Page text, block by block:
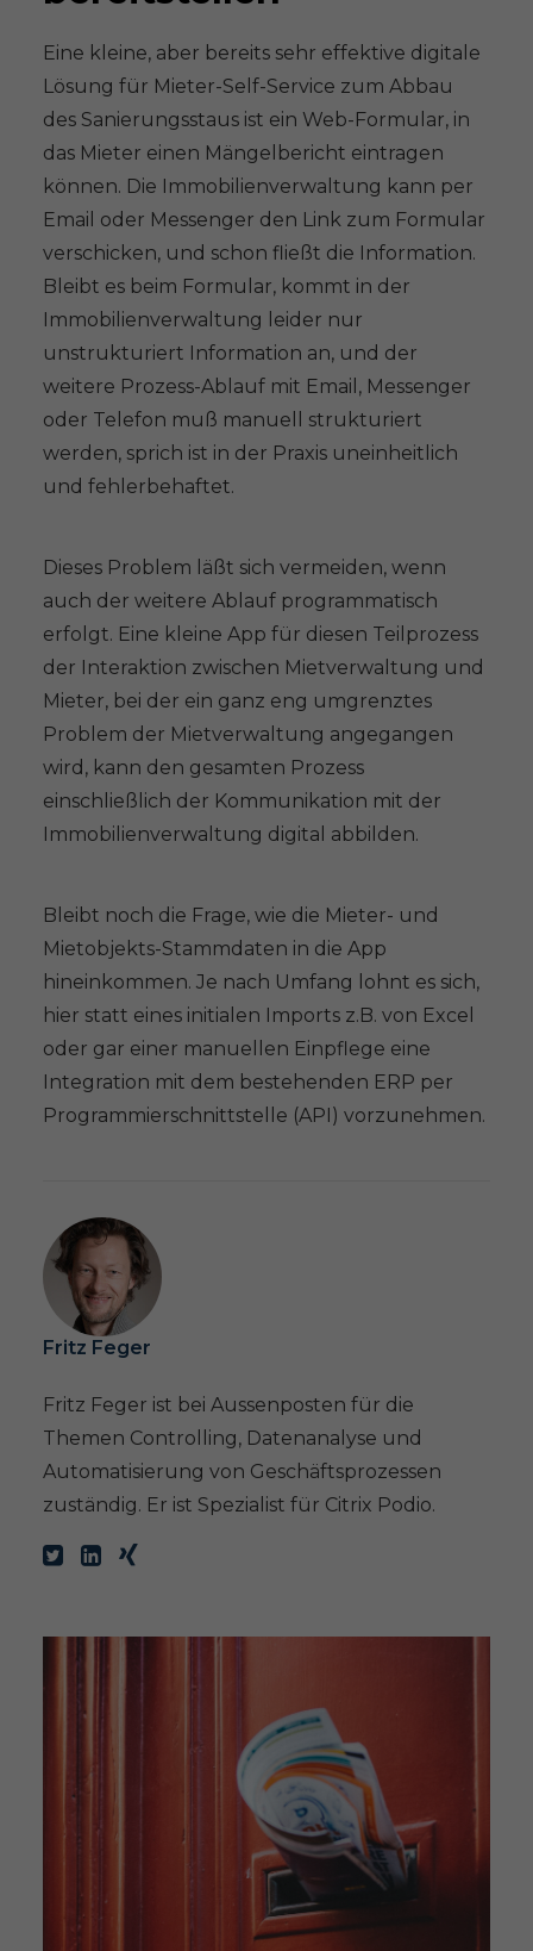
Eine kleine, aber bereits sehr effektive digitale
Lösung für Mieter-Self-Service zum Abbau
des Sanierungsstaus ist ein Web-Formular, in
das Mieter einen Mängelbericht eintragen
können. Die Immobilienverwaltung kann per
Email oder Messenger den Link zum Formular
verschicken, und schon fließt die Information.
Bleibt es beim Formular, kommt in der
Immobilienverwaltung leider nur
unstrukturiert Information an, und der
weitere Prozess-Ablauf mit Email, Messenger
oder Telefon muß manuell strukturiert
werden, sprich ist in der Praxis uneinheitlich
und fehlerbehaftet.
Dieses Problem läßt sich vermeiden, wenn
auch der weitere Ablauf programmatisch
erfolgt. Eine kleine App für diesen Teilprozess
der Interaktion zwischen Mietverwaltung und
Mieter, bei der ein ganz eng umgrenztes
Problem der Mietverwaltung angegangen
wird, kann den gesamten Prozess
einschließlich der Kommunikation mit der
Immobilienverwaltung digital abbilden.
Bleibt noch die Frage, wie die Mieter- und
Mietobjekts-Stammdaten in die App
hineinkommen. Je nach Umfang lohnt es sich,
hier statt eines initialen Imports z.B. von Excel
oder gar einer manuellen Einpflege eine
Integration mit dem bestehenden ERP per
Programmierschnittstelle (API) vorzunehmen.
Fritz Feger
Fritz Feger ist bei Aussenposten für die
Themen Controlling, Datenanalyse und
Automatisierung von Geschäftsprozessen
zuständig. Er ist Spezialist für Citrix Podio.